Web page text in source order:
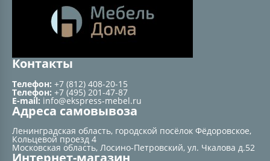
Контакты
Телефон: +7 (812) 408-20-15
Телефон: +7 (495) 201-47-87
E-mail: info@ekspress-mebel.ru
Адреса самовывоза
Ленинградская область, городской посёлок Фёдоровское,
Кольцевой проезд 4
Московская область, Лосино-Петровский, ул. Чкалова д.52